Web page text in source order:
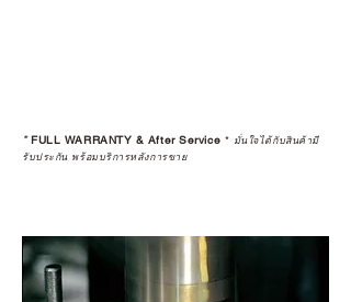
*FULL WARRANTY & After Service * มั่นใจได้กับสินค้ามี
รับประกัน พร้อมบริการหลังการขาย